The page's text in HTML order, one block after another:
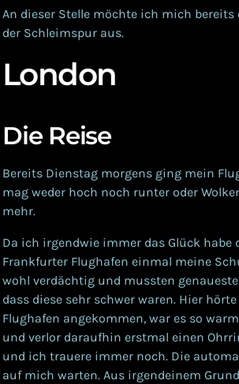
An dieser Stelle möchte ich mich
der Schleimspur aus.
London
Die Reise
Bereits Dienstag morgens ging mein
mag weder hoch noch runter oder
mehr.
Da ich irgendwie immer das Glück
Frankfurter Flughafen einmal meine
wohl verdächtig und mussten
dass diese sehr schwer waren. Hier
Flughafen angekommen, war es so
und verlor daraufhin erstmal einen
und ich trauere immer noch. Die
auf mich warten. Aus irgendeinem